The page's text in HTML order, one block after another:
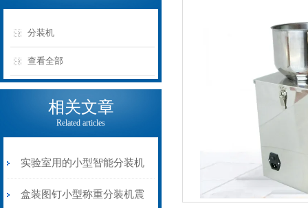
分装机
查看全部
相关文章
Related articles
实验室用的小型智能分装机
1-20克厂家价格
盒装图钉小型称重分装机震